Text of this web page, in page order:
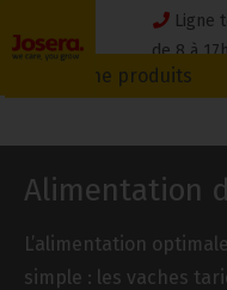
to
Ligne
de 8 à
Recherche produits
Alimentation
L’alimentation
simple : les vaches